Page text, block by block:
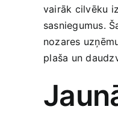
vairāk cilvēku
sasniegumus.
nozares
⁣plaša ​un